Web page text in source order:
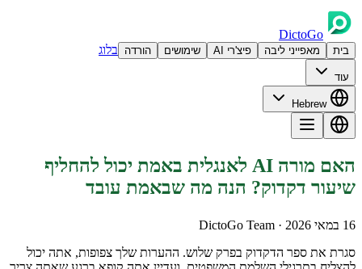
DictoGo
בית מאפייני ליבה פיצ'רי AI שימושים הורדה בלוג
עוד
Hebrew
האם מורה AI לאנגלית באמת יכול להחליף
שיעור דקדוק? הנה מה שבאמת עובד
16 במאי 2026
· DictoGo Team
סגרת את ספר הדקדוק בפרק שלוש. ההערות שלך צפופות, אתה יכול